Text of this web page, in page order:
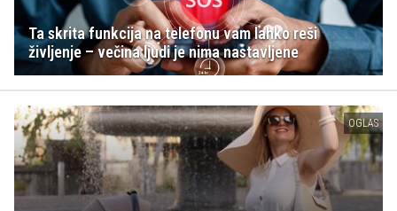
Ta skrita funkcija na telefonu vam lahko reši
življenje – večina ljudi je nima nastavljene
OGLAS